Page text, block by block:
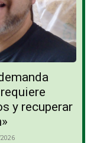
y recuperar